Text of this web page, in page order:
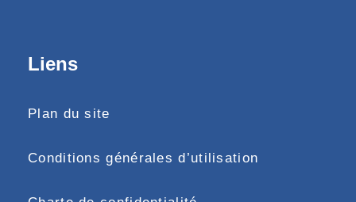
Liens
Plan du site
Conditions générales d’utilisation